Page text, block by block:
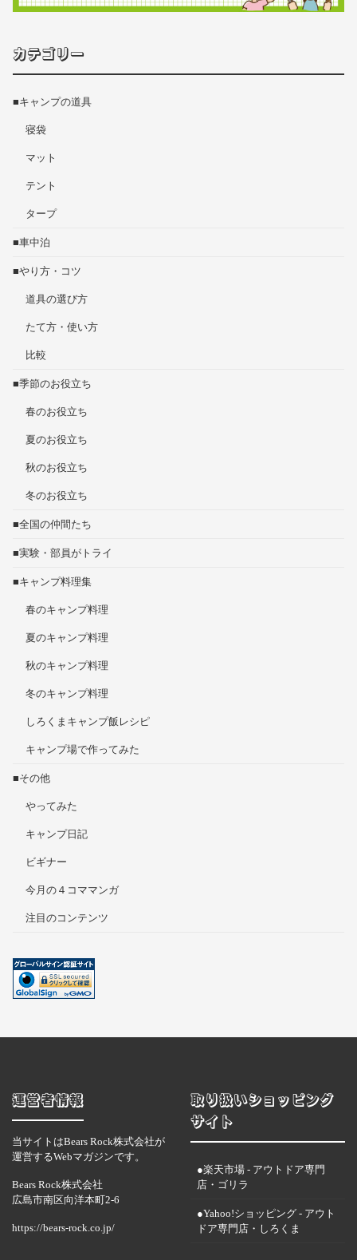
カテゴリー
■キャンプの道具
寝袋
マット
テント
タープ
■車中泊
■やり方・コツ
道具の選び方
たて方・使い方
比較
■季節のお役立ち
春のお役立ち
夏のお役立ち
秋のお役立ち
冬のお役立ち
■全国の仲間たち
■実験・部員がトライ
■キャンプ料理集
春のキャンプ料理
夏のキャンプ料理
秋のキャンプ料理
冬のキャンプ料理
しろくまキャンプ飯レシピ
キャンプ場で作ってみた
■その他
やってみた
キャンプ日記
ビギナー
今月の４コママンガ
注目のコンテンツ
運営者情報
当サイトはBears Rock株式会社が
運営するWebマガジンです。
Bears Rock株式会社
広島市南区向洋本町2-6
https://bears-rock.co.jp/
取り扱いショッピング
サイト
●楽天市場 - アウトドア専門
店・ゴリラ
●Yahoo!ショッピング - アウト
ドア専門店・しろくま